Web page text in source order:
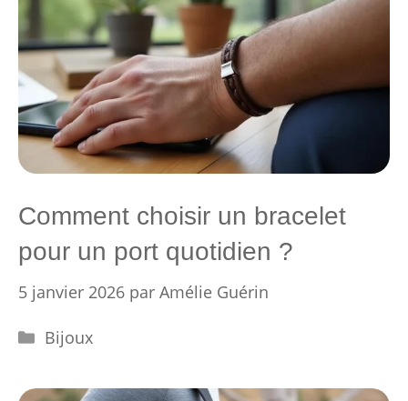
Comment choisir un bracelet
pour un port quotidien ?
5 janvier 2026 par Amélie Guérin
Catégories
Bijoux